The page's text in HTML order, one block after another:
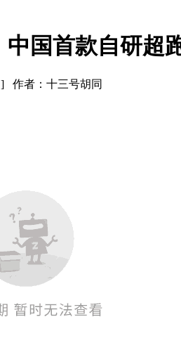
国首款自研超
作者：十三号胡同